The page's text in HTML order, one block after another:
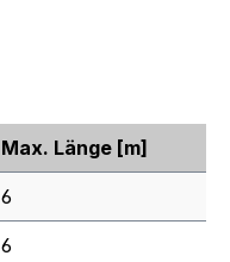
Max. Länge [m]
6
6